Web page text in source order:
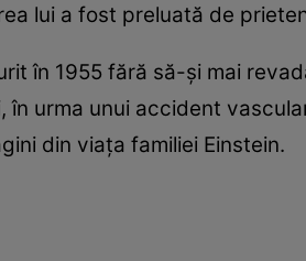
lui a fost preluată de
în 1955 fără să-și mai
în urma unui accident
din viața familiei Einstein.